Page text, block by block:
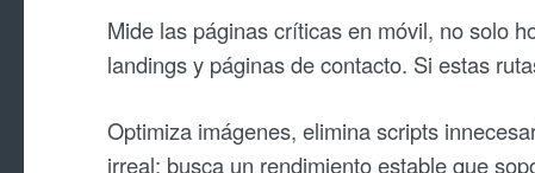
Mide las páginas críticas en móvil, no solo
landings y páginas de contacto. Si estas
Optimiza imágenes, elimina scripts
irreal; busca un rendimiento estable que